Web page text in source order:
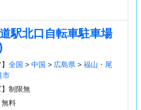
駅北口自転車駐車場
全国 > 中国 > 広島県 > 福山・尾
市
】制限無
無料